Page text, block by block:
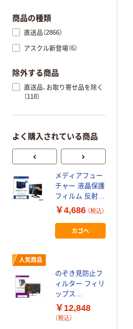
商品の種類
直送品（2866）
アスクル新登場（6）
除外する商品
直送品、お取り寄せ品を除く
（118）
よく購入されている商品
メディアフュー
チャー 液晶保護
フィルム 反射防
止 22インチ
free-mat-22 1枚
69-2906-85（直
送品）
￥4,686 （税込）
カゴへ
人気商品
のぞき見防止フ
ィルター フィリ
ップス
252B9/11 25イ
ンチ private-
￥12,848
（税込）